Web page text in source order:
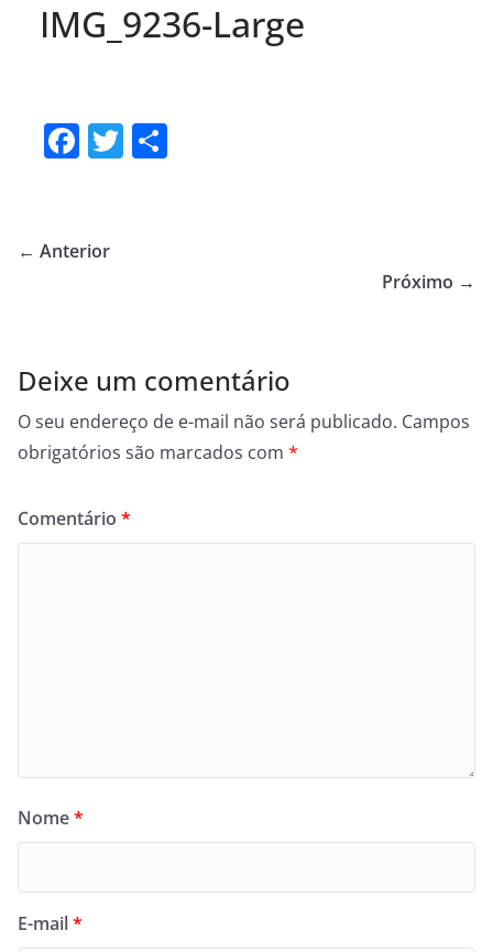
IMG_9236-Large
F
e
k
T
← Anterior
Próximo →
Deixe um comentário
O seu endereço de e-mail não será publicado. Campos
obrigatórios são marcados com *
Comentário *
Nome*
E-mail*